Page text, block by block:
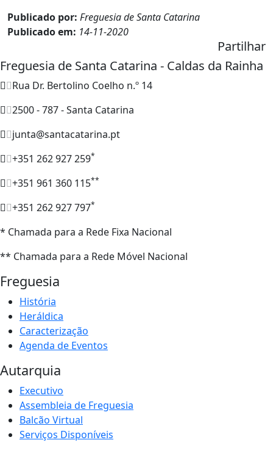
Publicado por: Freguesia de Santa Catarina
Publicado em: 14-11-2020
Partilhar
Freguesia de Santa Catarina - Caldas da Rainha
Rua Dr. Bertolino Coelho n.º 14
2500 - 787 - Santa Catarina
junta@santacatarina.pt
+351 262 927 259*
+351 961 360 115**
+351 262 927 797*
* Chamada para a Rede Fixa Nacional
** Chamada para a Rede Móvel Nacional
Freguesia
História
Heráldica
Caracterização
Agenda de Eventos
Autarquia
Executivo
Assembleia de Freguesia
Balcão Virtual
Serviços Disponíveis